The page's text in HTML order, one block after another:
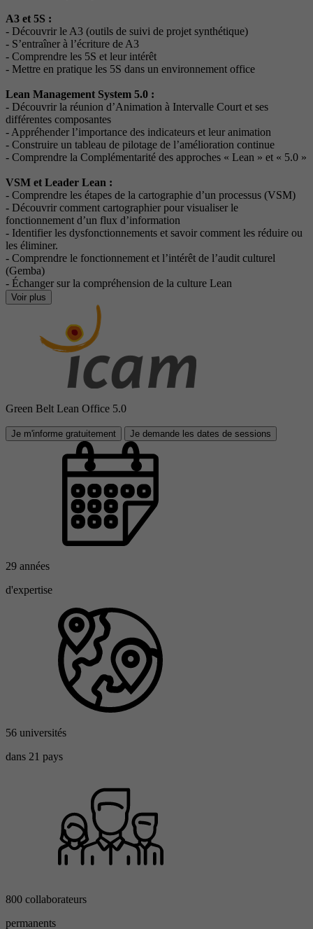
A3 et 5S :
- Découvrir le A3 (outils de suivi de projet synthétique)
- S’entraîner à l’écriture de A3
- Comprendre les 5S et leur intérêt
- Mettre en pratique les 5S dans un environnement office
Lean Management System 5.0 :
- Découvrir la réunion d’Animation à Intervalle Court et ses
différentes composantes
- Appréhender l’importance des indicateurs et leur animation
- Construire un tableau de pilotage de l’amélioration continue
- Comprendre la Complémentarité des approches « Lean » et « 5.0 »
VSM et Leader Lean :
- Comprendre les étapes de la cartographie d’un processus (VSM)
- Découvrir comment cartographier pour visualiser le
fonctionnement d’un flux d’information
- Identifier les dysfonctionnements et savoir comment les réduire ou
les éliminer.
- Comprendre le fonctionnement et l’intérêt de l’audit culturel
(Gemba)
- Échanger sur la compréhension de la culture Lean
Voir plus
Green Belt Lean Office 5.0
Je m'informe gratuitement Je demande les dates de sessions
29 années
d'expertise
56 universités
dans 21 pays
800 collaborateurs
permanents